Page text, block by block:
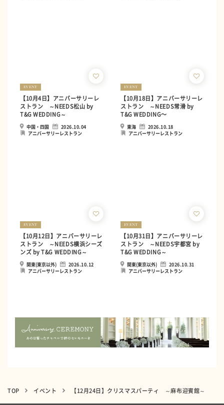
EVENT
【10月4日】アニバーサリーレ
ストラン ～NEEDS松山 by
T&G WEDDING～
中国・四国
2026.10.04
アニバーサリーレストラン
EVENT
【10月18日】アニバーサリーレ
ストラン ～NEEDS常滑 by
T&G WEDDING〜
東海
2026.10.18
アニバーサリーレストラン
EVENT
【10月12日】アニバーサリーレ
ストラン ～NEEDS横浜シーズ
ンズ by T&G WEDDING～
関東(東京以外)
2026.10.12
アニバーサリーレストラン
EVENT
【10月31日】アニバーサリーレ
ストラン ～NEEDS宇都宮 by
T&G WEDDING～
関東(東京以外)
2026.10.31
アニバーサリーレストラン
TOP イベント 【12月24日】クリスマスパーティ ～麻布迎賓館～